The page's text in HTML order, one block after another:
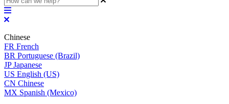
Chinese
FR French
BR Portuguese (Brazil)
JP Japanese
US English (US)
CN Chinese
MX Spanish (Mexico)